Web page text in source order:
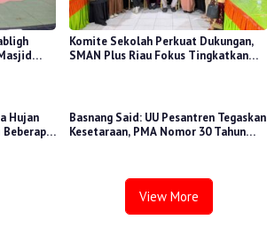
Komite Sekolah Perkuat Dukungan,
SMAN Plus Riau Fokus Tingkatkan
Hujan
Basnang Said: UU Pesantren Tegaskan
Kesetaraan, PMA Nomor 30 Tahun
View More